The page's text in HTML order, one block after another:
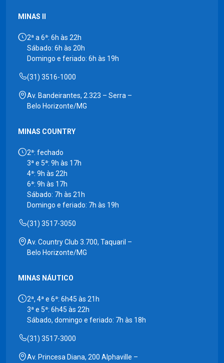
MINAS II
2ª a 6ª: 6h às 22h
Sábado: 6h às 20h
Domingo e feriado: 6h às 19h
(31) 3516-1000
Av. Bandeirantes, 2.323 – Serra –
Belo Horizonte/MG
MINAS COUNTRY
2ª: fechado
3ª e 5ª: 9h às 17h
4ª: 9h às 22h
6ª: 9h às 17h
Sábado: 7h às 21h
Domingo e feriado: 7h às 19h
(31) 3517-3050
Av. Country Club 3.700, Taquaril –
Belo Horizonte/MG
MINAS NÁUTICO
2ª, 4ª e 6ª: 6h45 às 21h
3ª e 5ª: 6h45 às 22h
Sábado, domingo e feriado: 7h às 18h
(31) 3517-3000
Av. Princesa Diana, 200 Alphaville –